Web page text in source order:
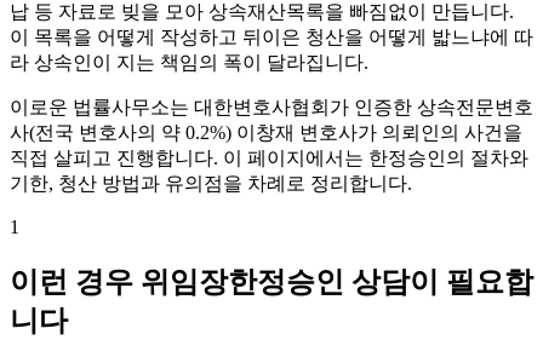
납 등 자료로 빚을 모아 상속재산목록을 빠짐없이 만듭니다.
이 목록을 어떻게 작성하고 뒤이은 청산을 어떻게 밟느냐에 따
라 상속인이 지는 책임의 폭이 달라집니다.
이로운 법률사무소는 대한변호사협회가 인증한 상속전문변호
사(전국 변호사의 약 0.2%) 이창재 변호사가 의뢰인의 사건을
직접 살피고 진행합니다. 이 페이지에서는 한정승인의 절차와
기한, 청산 방법과 유의점을 차례로 정리합니다.
1
이런 경우 위임장한정승인 상담이 필요합
니다